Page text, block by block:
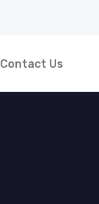
Contact Us